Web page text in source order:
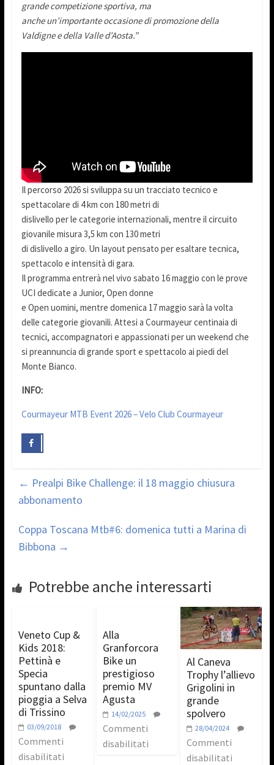
grande competizione sportiva, ma
anche un’importante occasione di promozione della
Valdigne e della Valle d’Aosta.”
Il percorso 2026 si sviluppa su un tracciato tecnico e
spettacolare di 4 km con 180 metri di
dislivello per le categorie internazionali, mentre il circuito
giovanile misura 3,5 km con 130 metri
di dislivello a giro. Un layout pensato per esaltare tecnica,
spettacolo e intensità di gara.
Il programma entrerà nel vivo sabato 16 maggio con le prove
UCI dedicate a Junior, Open donne
e Open uomini, mentre domenica 17 maggio sarà la volta
delle categorie giovanili. Attesi a Courmayeur centinaia di
tecnici, accompagnatori e appassionati per un weekend che
si preannuncia di grande sport e spettacolo ai piedi del
Monte Bianco.
INFO:
Courmayeur MTB Event 2026 – Velo Club Courmayeur
← Prealpi Bike Challenge: il 18 maggio chiusura
abbonamento
Coppa Toscana Mtb#6: domenica tutti a Marina di
Bibbona →
Potrebbe anche interessarti
Veneto Cup &
Kids 2018:
Pettinà e
Specia
spuntano dalla
pioggia a Selva
di Trissino
03/09/2018
Commenti
disabilitati
Alla
Granforcora
Bike un
prestigioso
premio MV
Agusta
14/02/2025
Commenti
disabilitati
Al Caneva
Trophy l’allievo
Grigolini in
grande
spolvero
28/04/2024
Commenti
disabilitati